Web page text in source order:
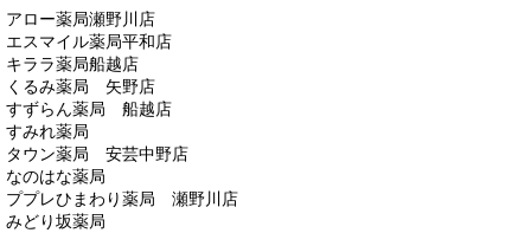
アロー薬局瀬野川店
エスマイル薬局平和店
キララ薬局船越店
くるみ薬局 矢野店
すずらん薬局 船越店
すみれ薬局
タウン薬局 安芸中野店
なのはな薬局
ププレひまわり薬局 瀬野川店
みどり坂薬局